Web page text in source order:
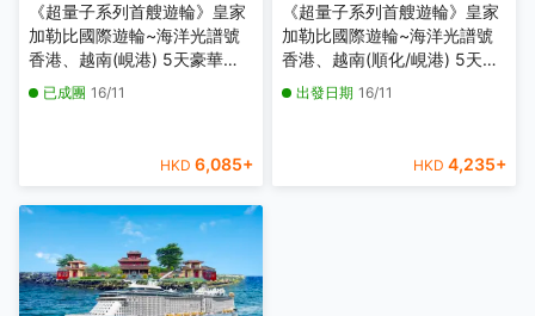
《超量子系列首艘遊輪》皇家
加勒比國際遊輪~海洋光譜號
香港、越南(峴港) 5天豪華郵
輪假期【優遊緻選】【香港啟
德郵輪碼頭往返】
已成團 16/11
HKD 6,085+
《超量子系列首艘遊輪》皇家
加勒比國際遊輪~海洋光譜號
香港、越南(順化/峴港) 5天豪
華郵輪船票【稅項全包】【香
港啟德郵輪碼頭往返】
出發日期 16/11
HKD 4,235+